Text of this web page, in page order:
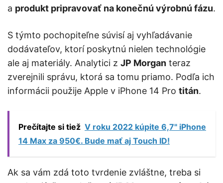
a produkt pripravovať na konečnú výrobnú fázu.
S týmto pochopiteľne súvisí aj vyhľadávanie
dodávateľov, ktorí poskytnú nielen technológie
ale aj materiály. Analytici z JP Morgan teraz
zverejnili správu, ktorá sa tomu priamo. Podľa ich
informácii použije Apple v iPhone 14 Pro titán.
Prečítajte si tiež V roku 2022 kúpite 6,7" iPhone
14 Max za 950€. Bude mať aj Touch ID!
Ak sa vám zdá toto tvrdenie zvláštne, treba si